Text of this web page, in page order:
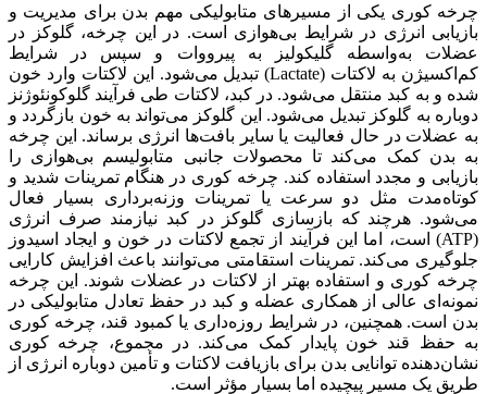
چرخه کوری یکی از مسیرهای متابولیکی مهم بدن برای مدیریت و
بازیابی انرژی در شرایط بی‌هوازی است. در این چرخه، گلوکز در
عضلات به‌واسطه گلیکولیز به پیرووات و سپس در شرایط
کم‌اکسیژن به لاکتات (Lactate) تبدیل می‌شود. این لاکتات وارد خون
شده و به کبد منتقل می‌شود. در کبد، لاکتات طی فرآیند گلوکونئوژنز
دوباره به گلوکز تبدیل می‌شود. این گلوکز می‌تواند به خون بازگردد و
به عضلات در حال فعالیت یا سایر بافت‌ها انرژی برساند. این چرخه
به بدن کمک می‌کند تا محصولات جانبی متابولیسم بی‌هوازی را
بازیابی و مجدد استفاده کند. چرخه کوری در هنگام تمرینات شدید و
کوتاه‌مدت مثل دو سرعت یا تمرینات وزنه‌برداری بسیار فعال
می‌شود. هرچند که بازسازی گلوکز در کبد نیازمند صرف انرژی
(ATP) است، اما این فرآیند از تجمع لاکتات در خون و ایجاد اسیدوز
جلوگیری می‌کند. تمرینات استقامتی می‌توانند باعث افزایش کارایی
چرخه کوری و استفاده بهتر از لاکتات در عضلات شوند. این چرخه
نمونه‌ای عالی از همکاری عضله و کبد در حفظ تعادل متابولیکی در
بدن است. همچنین، در شرایط روزه‌داری یا کمبود قند، چرخه کوری
به حفظ قند خون پایدار کمک می‌کند. در مجموع، چرخه کوری
نشان‌دهنده توانایی بدن برای بازیافت لاکتات و تأمین دوباره انرژی از
طریق یک مسیر پیچیده اما بسیار مؤثر است.